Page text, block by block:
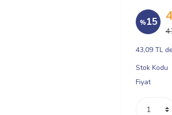
%15
43,09 TL
Stok Kodu
Fiyat